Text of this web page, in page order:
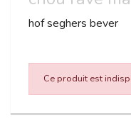
hof seghers bever
Ce produit est